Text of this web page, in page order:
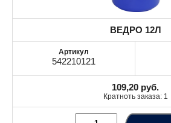
ВЕДРО 12Л
542210121
109,20 руб.
Кратноть заказа: 1